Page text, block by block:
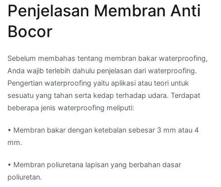
Penjelasan Membran Anti
Bocor
Sebelum membahas tentang membran bakar waterproofing,
Anda wajib terlebih dahulu penjelasan dari waterproofing.
Pengertian waterproofing yaitu aplikasi atau teori untuk
sesuatu yang tahan serta kedap terhadap udara. Terdapat
beberapa jenis waterproofing meliputi:
• Membran bakar dengan ketebalan sebesar 3 mm atau 4
mm.
• Membran poliuretana lapisan yang berbahan dasar
poliuretan.